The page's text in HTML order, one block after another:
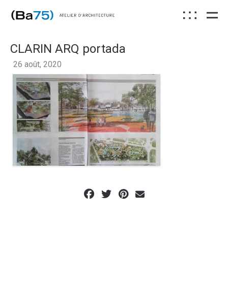
CLARIN ARQ portada
26 août, 2020